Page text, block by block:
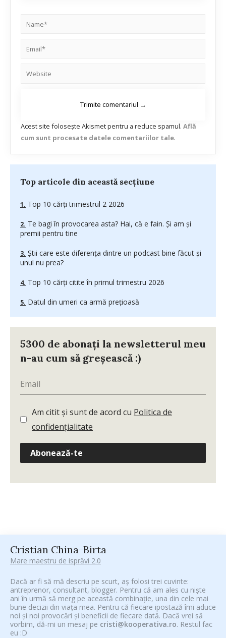
Acest site folosește Akismet pentru a reduce spamul. Află
cum sunt procesate datele comentariilor tale.
Top articole din această secțiune
Top 10 cărți trimestrul 2 2026
Te bagi în provocarea asta? Hai, că e fain. Și am și
premii pentru tine
Știi care este diferența dintre un podcast bine făcut și
unul nu prea?
Top 10 cărți citite în primul trimestru 2026
Datul din umeri ca armă prețioasă
5300 de abonați la newsletterul meu
n-au cum să greșească :)
Am citit și sunt de acord cu Politica de
confidențialitate
Abonează-te
Cristian China-Birta
Mare maestru de isprăvi 2.0
Dacă ar fi să mă descriu pe scurt, aș folosi trei cuvinte:
antreprenor, consultant, blogger. Pentru că am ales cu niște
ani în urmă să merg pe această combinație, una din cele mai
bune decizii din viața mea. Pentru că fiecare ipostază îmi aduce
noi și noi provocări și beneficii de fiecare dată. Dacă vrei să
vorbim, dă-mi un mesaj pe cristi@kooperativa.ro. Restul fac
eu :D